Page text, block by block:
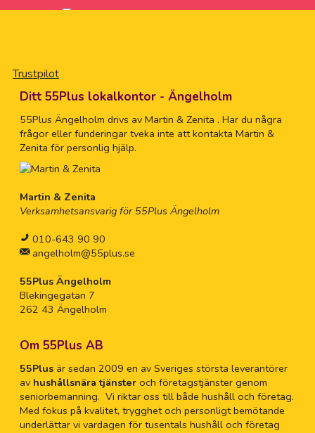
Trustpilot
Ditt 55Plus lokalkontor - Ängelholm
55Plus Ängelholm drivs av Martin & Zenita . Har du några
frågor eller funderingar tveka inte att kontakta Martin &
Zenita för personlig hjälp.
Martin & Zenita
Verksamhetsansvarig för 55Plus Ängelholm
010-643 90 90
angelholm@55plus.se
55Plus Ängelholm
Blekingegatan 7
262 43 Ängelholm
Om 55Plus AB
55Plusär sedan 2009 en av Sveriges största leverantörer
av hushållsnära tjänsteroch företagstjänster genom
seniorbemanning. Vi riktar oss till både hushåll och företag.
Med fokus på kvalitet, trygghet och personligt bemötande
underlättar vi vardagen för tusentals hushåll och företag